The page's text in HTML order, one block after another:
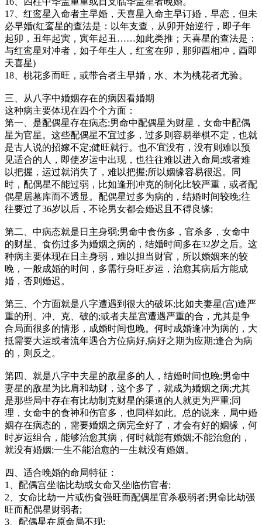
17、红鸾星入命者主早婚，天喜星入命主早订婚，早恋，但未
必早婚(红鸾星的查法是：以年支查，从卯开始逆行，即子年
起卯，丑年起寅，寅年起丑……如此类推；天喜星的查法是：
与红鸾星对冲者，如子年生人，红鸾在卯，那卯酉相冲，酉即
天喜星)
18、桃花多而旺，或带合者主早婚，水、木为桃花者尤验。
三、从八字中婚姻存在的病因看婚期
这种病主要体现在四个个方面：
第一、是配偶星存在病态;男命中配偶星为财星，女命中配偶
星为官星。这些配偶星不宜过多，过多则容易举棋不定，也就
是古人说的招嫁不定;健旺就行。也不宜没有，没有则难以预
见适合的人，即使岁运中出现，也往往难以进入命局;或者难
以把握，运过就消失了，难以把握;所以姻缘容易很迟。同
时，配偶星不能过弱，比如逢刑冲克的制化比较严重，或者配
偶星居墓库而不透显。配偶星过多为病的，结婚时间较晚;往
往要过了36岁以后，不论男女都会婚迟且不得良缘;
第二、中病态就是日主身弱;男命中食伤多，官杀多，女命中
的财星、食伤过多为婚姻之病的，结婚时间多在32岁之后。这
种病主要体现在日主身弱，难以担当财官，所以婚姻来的较
晚，一般成婚的时间，多需行身旺岁运，治愈其病后方能成
婚，否则婚迟。
第三、个方面就是八字遭遇到很大的破坏;比如夫妻星(宫)逢严
重的刑、冲、克、破的;或者夫星宫遭遇严重的合，尤其是争
合局面很多的情形，成婚时间也晚。何时成婚逢冲为病的，大
抵需要大运或者流年遇合方位病好,病好之期为应期;逢合为病
的，则反之。
第四、就是八字中夫星的敌星多的人，结婚时间也晚;男命中
妻星的敌星为比肩和劫财，这个多了，就成为婚姻之病;尤其
是那些局中存在有比劫制克财星的渠道的人就更为严重;同
理，女命中的食神和伤官多，也同样如此。总的说来，局中婚
姻存在病态的，需要婚姻之病完全好了，才会有好的姻缘，何
时岁运组合，能够治愈其病，何时就能有婚姻;不能治愈的，
就没有婚姻;一生不能治愈的一生就没有婚姻。
四、适合晚婚的命局特征：
1、配偶宫坐临比劫或女命又坐临伤官者;
2、女命比劫一片或伤食强旺而配偶星官杀极弱者;男命比劫强
旺而配偶星财弱者;
3、配偶星在原命局不现;